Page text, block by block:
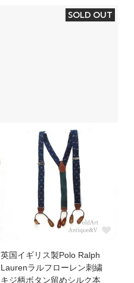
SOLD OUT
英国イギリス製Polo Ralph
Laurenラルフローレン刺繍
キジ柄ボタン留めシルク本